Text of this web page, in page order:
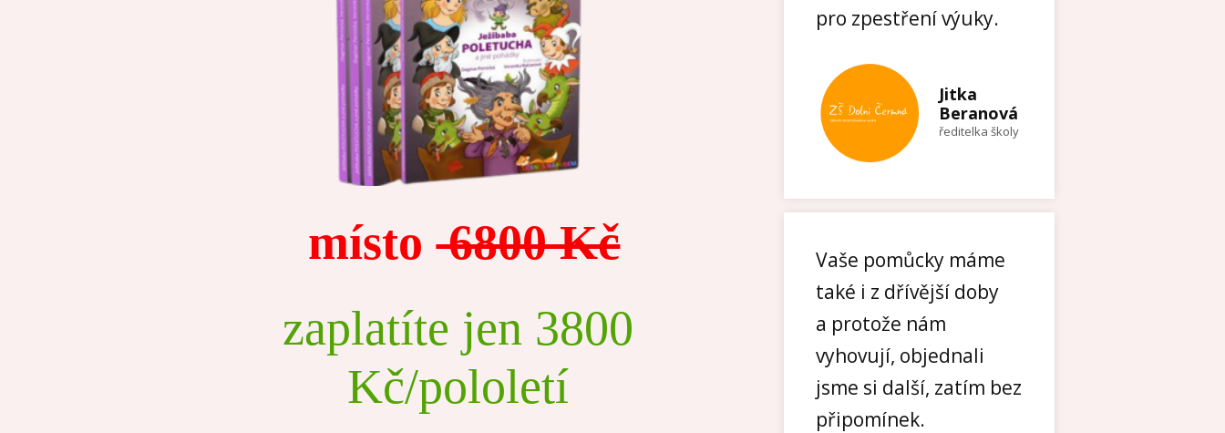
místo6800 Kč
zaplatíte jen 3800
Kč/pololetí
pro zpestření výuky.
Jitka
Beranová
ředitelka školy
Vaše pomůcky máme
také i z dřívější doby
a protože nám
vyhovují, objednali
jsme si další, zatím bez
připomínek.